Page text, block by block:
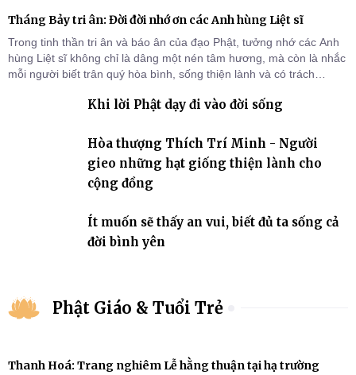
Tháng Bảy tri ân: Đời đời nhớ ơn các Anh hùng Liệt sĩ
Trong tinh thần tri ân và báo ân của đạo Phật, tưởng nhớ các Anh
hùng Liệt sĩ không chỉ là dâng một nén tâm hương, mà còn là nhắc
mỗi người biết trân quý hòa bình, sống thiện lành và có trách
Khi lời Phật dạy đi vào đời sống
Hòa thượng Thích Trí Minh - Người
gieo những hạt giống thiện lành cho
cộng đồng
Ít muốn sẽ thấy an vui, biết đủ ta sống cả
đời bình yên
Phật Giáo & Tuổi Trẻ
Thanh Hoá: Trang nghiêm Lễ hằng thuận tại hạ trường